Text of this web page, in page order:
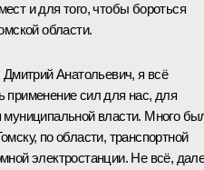
и для того, чтобы бороться
области.
Дмитрий Анатольевич, я всё
применение сил для нас, для
муниципальной власти. Много
по области, транспортной
электростанции. Не всё,